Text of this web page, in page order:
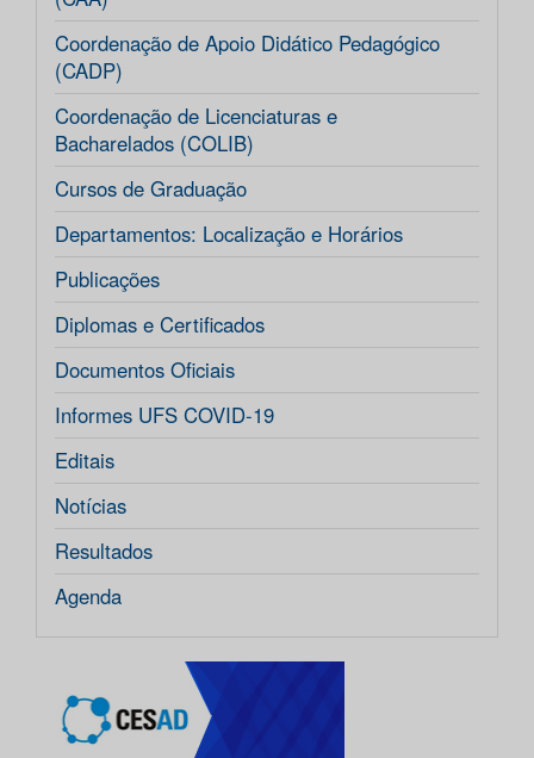
Coordenação de Apoio Didático Pedagógico
(CADP)
Coordenação de Licenciaturas e
Bacharelados (COLIB)
Cursos de Graduação
Departamentos: Localização e Horários
Publicações
Diplomas e Certificados
Documentos Oficiais
Informes UFS COVID-19
Editais
Notícias
Resultados
Agenda